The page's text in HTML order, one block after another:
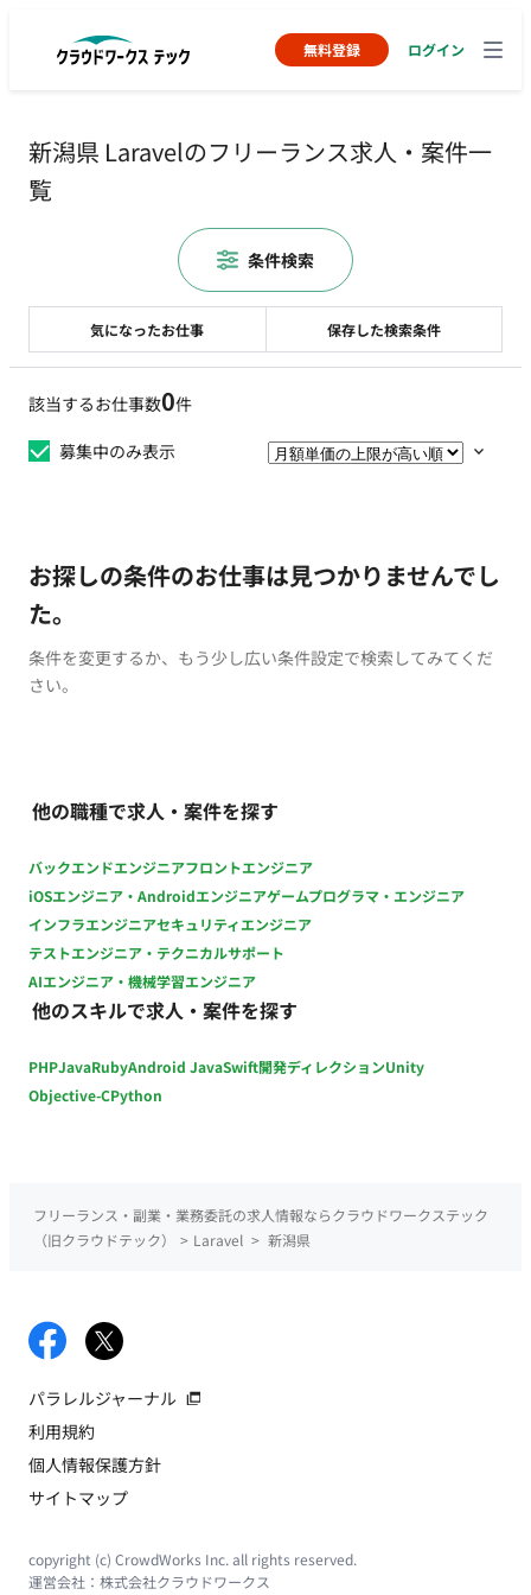
無料登録 ログイン
新潟県 Laravelのフリーランス求人・案件一
覧
該当するお仕事数0件
募集中のみ表示
お探しの条件のお仕事は見つかりませんでし
た。
条件を変更するか、もう少し広い条件設定で検索してみてくだ
さい。
他の職種で求人・案件を探す
バックエンドエンジニアフロントエンジニア
iOSエンジニア・Androidエンジニアゲームプログラマ・エンジニア
インフラエンジニアセキュリティエンジニア
テストエンジニア・テクニカルサポート
AIエンジニア・機械学習エンジニア
他のスキルで求人・案件を探す
PHPJavaRubyAndroid JavaSwift開発ディレクションUnity
Objective-CPython
気になったお仕事 保存した検索条件
条件検索
フリーランス・副業・業務委託の求人情報ならクラウドワークステック
（旧クラウドテック）
> Laravel > 新潟県
パラレルジャーナル
利用規約
個人情報保護方針
サイトマップ
copyright (c) CrowdWorks Inc. all rights reserved.
運営会社： 株式会社クラウドワークス